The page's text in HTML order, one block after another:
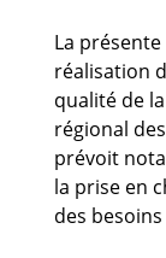
La
réalisation
qualité de
régional
prévoit
la prise en
des